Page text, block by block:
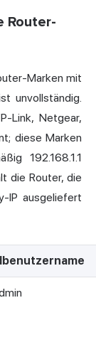
Router-
Marken mit
unvollständig.
Link, Netgear,
diese Marken
192.168.1.1
die Router, die
IP ausgeliefert